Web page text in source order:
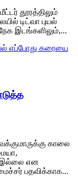
தூரத்திலும்
டிட்வா புயல்
இடங்களிலும்,...
எப்போது கரையை
காலை
இல்லை என
பதவிக்காக...